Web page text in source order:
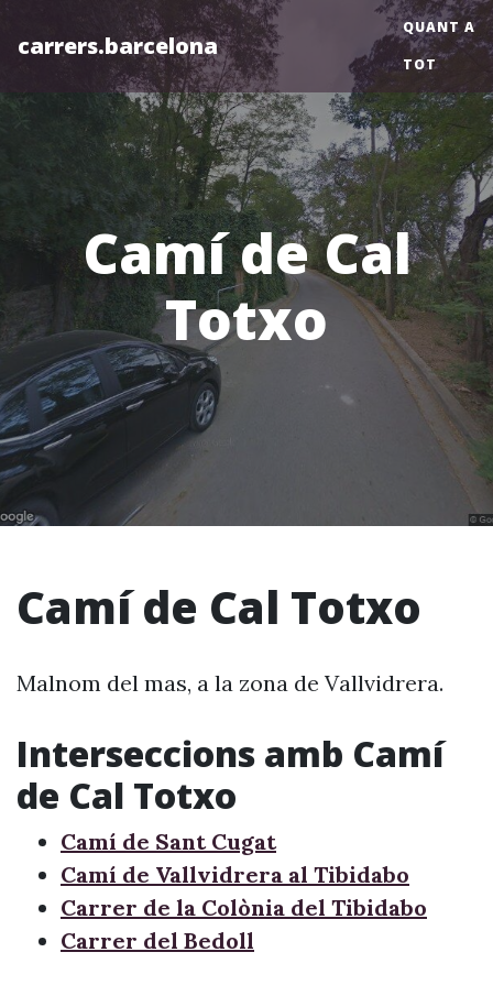
carrers.barcelona
QUANT A
TOT
Camí de Cal
Totxo
Camí de Cal Totxo
Malnom del mas, a la zona de Vallvidrera.
Interseccions amb Camí
de Cal Totxo
Camí de Sant Cugat
Camí de Vallvidrera al Tibidabo
Carrer de la Colònia del Tibidabo
Carrer del Bedoll